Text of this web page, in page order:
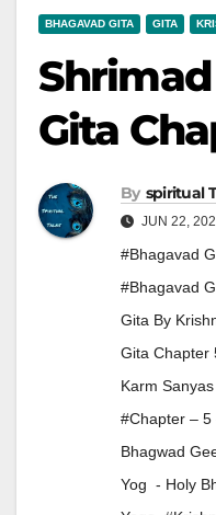
BHAGAVAD GITA GITA
Gita
By Spiritual
JUN 22,
#Bhagavad
#Bhagavad
Gita By
Gita Chapter
Karm
#Chapter – 5
Bhagwad
Yog - Holy